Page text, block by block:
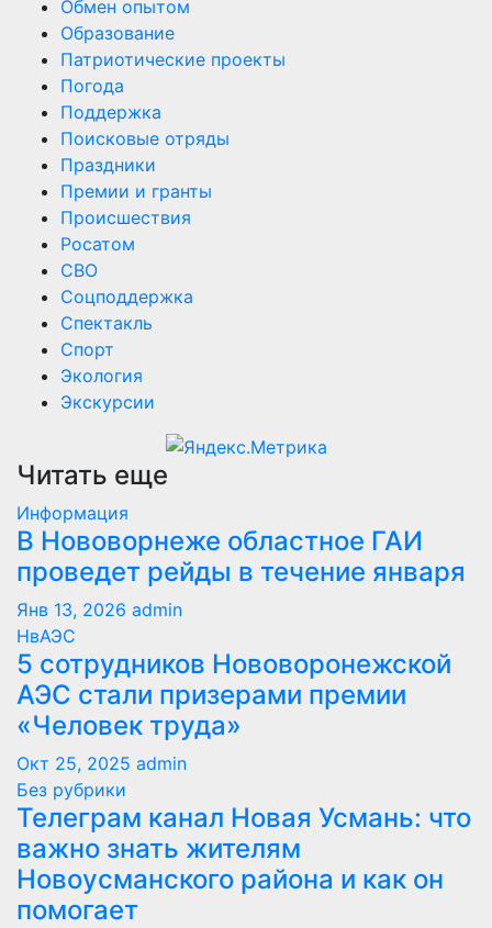
Обмен опытом
Образование
Патриотические проекты
Погода
Поддержка
Поисковые отряды
Праздники
Премии и гранты
Происшествия
Росатом
СВО
Соцподдержка
Спектакль
Спорт
Экология
Экскурсии
Читать еще
Информация
В Нововорнеже областное ГАИ
проведет рейды в течение января
Янв 13, 2026 admin
НвАЭС
5 сотрудников Нововоронежской
АЭС стали призерами премии
«Человек труда»
Окт 25, 2025 admin
Без рубрики
Телеграм канал Новая Усмань: что
важно знать жителям
Новоусманского района и как он
помогает